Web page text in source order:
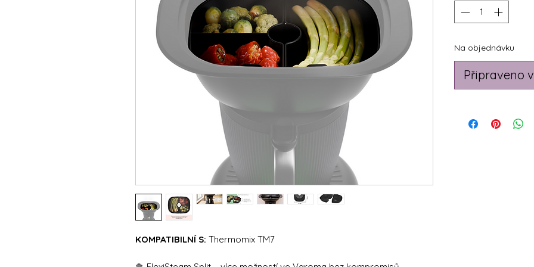
KOMPATIBILNÍ S: Thermomix TM7
Na objednávku
Připraveno